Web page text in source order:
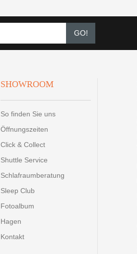
GO!
SHOWROOM
So finden Sie uns
Öffnungszeiten
Click & Collect
Shuttle Service
Schlafraumberatung
Sleep Club
Fotoalbum
Hagen
Kontakt